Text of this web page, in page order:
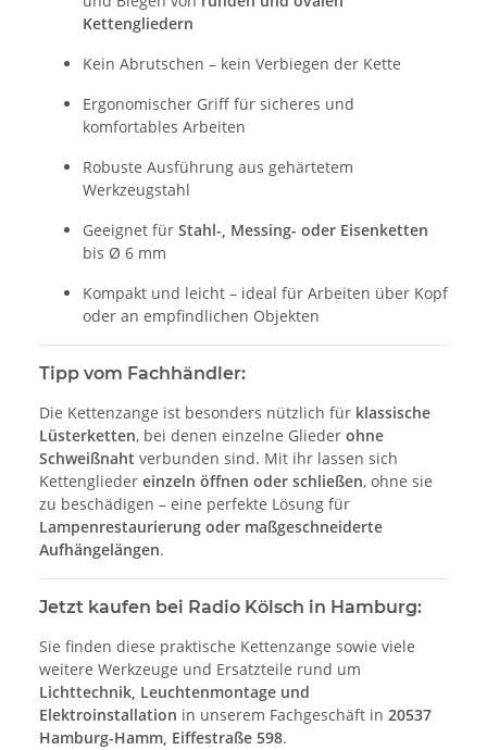
Kettengliedern
Kein Abrutschen – kein Verbiegen der Kette
Ergonomischer Griff für sicheres und
komfortables Arbeiten
Robuste Ausführung aus gehärtetem
Werkzeugstahl
Geeignet für Stahl-, Messing- oder Eisenketten
bis Ø 6 mm
Kompakt und leicht – ideal für Arbeiten über Kopf
oder an empfindlichen Objekten
Tipp vom Fachhändler:
Die Kettenzange ist besonders nützlich für klassische
Lüsterketten, bei denen einzelne Glieder ohne
Schweißnaht verbunden sind. Mit ihr lassen sich
Kettenglieder einzeln öffnen oder schließen, ohne sie
zu beschädigen – eine perfekte Lösung für
Lampenrestaurierung oder maßgeschneiderte
Aufhängelängen.
Jetzt kaufen bei Radio Kölsch in Hamburg:
Sie finden diese praktische Kettenzange sowie viele
weitere Werkzeuge und Ersatzteile rund um
Lichttechnik, Leuchtenmontage und
Elektroinstallation in unserem Fachgeschäft in 20537
Hamburg-Hamm, Eiffestraße 598.